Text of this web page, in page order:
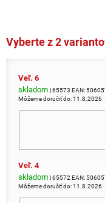
Vyberte z 2
Veľ. 6
skladom | 65573 EAN:
Môžeme doručiť do:11.8.2026
Veľ. 4
skladom | 65572EAN:
Môžeme doručiť do:11.8.2026